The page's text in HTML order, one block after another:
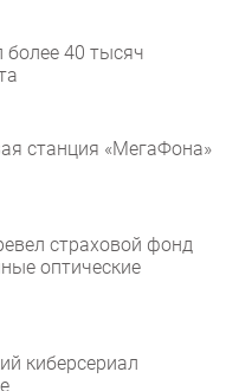
40 тысяч
станция «МегаФона»
страховой фонд
оптические
киберсериал